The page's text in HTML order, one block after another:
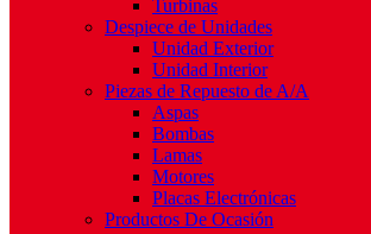
Turbinas
Despiece de Unidades
Unidad Exterior
Unidad Interior
Piezas de Repuesto de A/A
Aspas
Bombas
Lamas
Motores
Placas Electrónicas
Productos De Ocasión